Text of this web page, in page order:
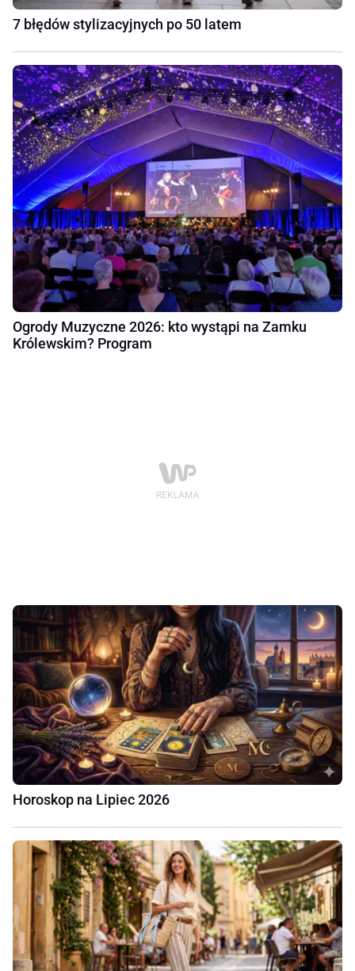
7 błędów stylizacyjnych po 50 latem
Ogrody Muzyczne 2026: kto wystąpi na Zamku
Królewskim? Program
Horoskop na Lipiec 2026